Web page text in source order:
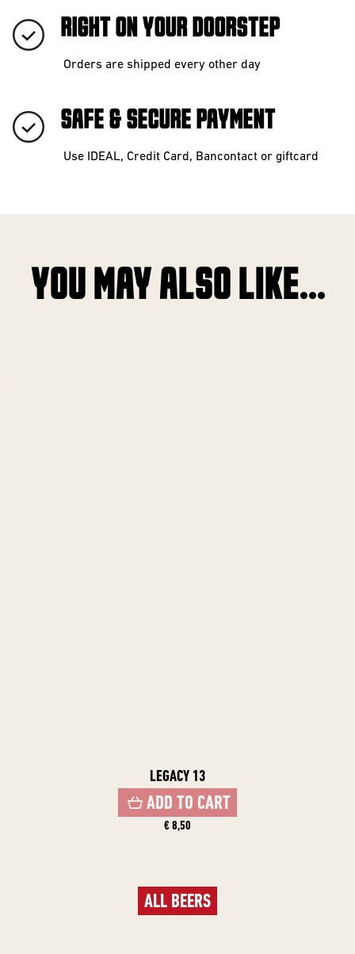
RIGHT ON YOUR DOORSTEP
Orders are shipped every other day
SAFE & SECURE PAYMENT
Use IDEAL, Credit Card, Bancontact or giftcard
YOU MAY ALSO LIKE...
LEGACY 13
ADD TO CART
€ 8,50
ALL BEERS